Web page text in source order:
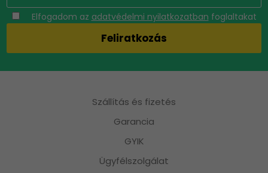
Elfogadom az adatvédelmi nyilatkozatban foglaltakat
Szállítás és fizetés
Garancia
GYIK
Ügyfélszolgálat